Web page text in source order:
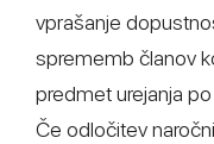
vprašanje
sprememb članov
predmet urejanja
Če odločitev